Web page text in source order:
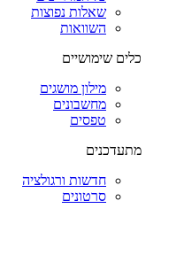
שאלות נפוצות
השוואות
כלים שימושיים
מילון מושגים
מחשבונים
טפסים
מתעדכנים
חדשות ורגולציה
סרטונים